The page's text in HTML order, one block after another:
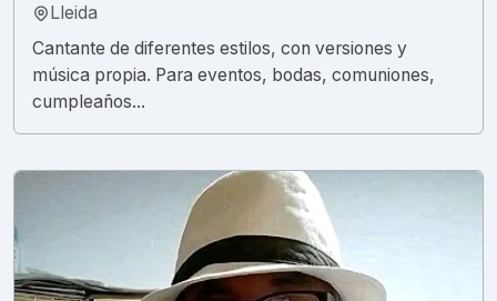
Lleida
Cantante de diferentes estilos, con versiones y
música propia. Para eventos, bodas, comuniones,
cumpleaños...